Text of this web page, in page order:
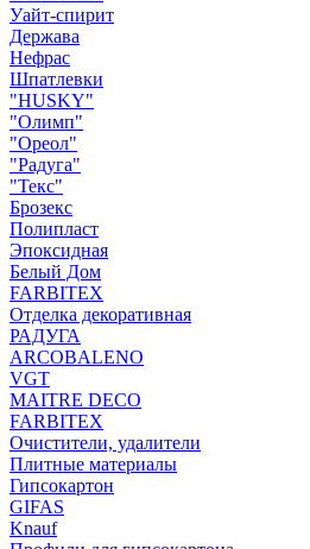
Уайт-спирит
Держава
Нефрас
Шпатлевки
"HUSKY"
"Олимп"
"Ореол"
"Радуга"
"Текс"
Брозекс
Полипласт
Эпоксидная
Белый Дом
FARBITEX
Отделка декоративная
РАДУГА
ARCOBALENO
VGT
MAITRE DECO
FARBITEX
Очистители, удалители
Плитные материалы
Гипсокартон
GIFAS
Knauf